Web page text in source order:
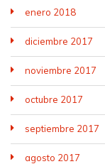
enero 2018
diciembre 2017
noviembre 2017
octubre 2017
septiembre 2017
agosto 2017